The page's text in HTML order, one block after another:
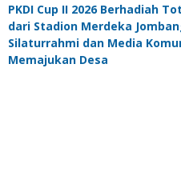
PKDI Cup II 2026 Berhadiah
dari Stadion Merdeka
Silaturrahmi dan Media
Memajukan Desa